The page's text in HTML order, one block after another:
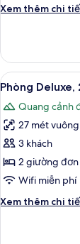
đình,
nhau
Xem thêm chi
Chi
Phòng
dành
cho
đình,
phòng
nhau
Xem
tất
cả
ảnh
Phòng
Deluxe,
2
đơn
7
Phòng
Quang cảnh
27 mét vuông
3 khách
2 giường đơn
Wifi miễn phí
Xem thêm chi
Chi